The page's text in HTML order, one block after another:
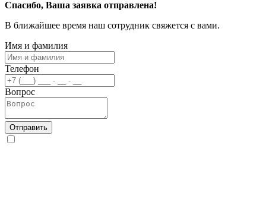
Спасибо, Ваша заявка отправлена!
В ближайшее время наш сотрудник свяжется с вами.
Имя и фамилия
Телефон
Вопрос
Отправить